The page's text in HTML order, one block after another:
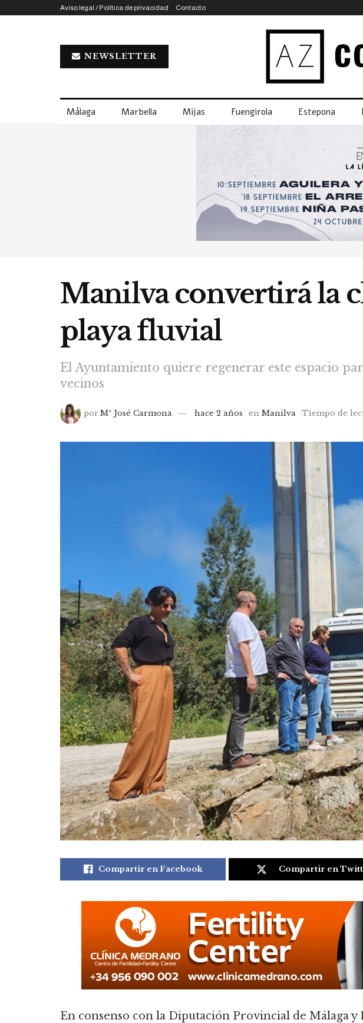
Aviso legal / Política de privacidad Contacto
NEWSLETTER
Málaga Marbella Mijas Fuengirola Estepona
Manilva convertirá la
playa fluvial
El Ayuntamiento quiere regenerar este espacio
vecinos
por Mª José Carmona hace 2 años en Manilva Tiempo de
Compartir en Facebook Compartir en
En consenso con la Diputación Provincial de Málaga